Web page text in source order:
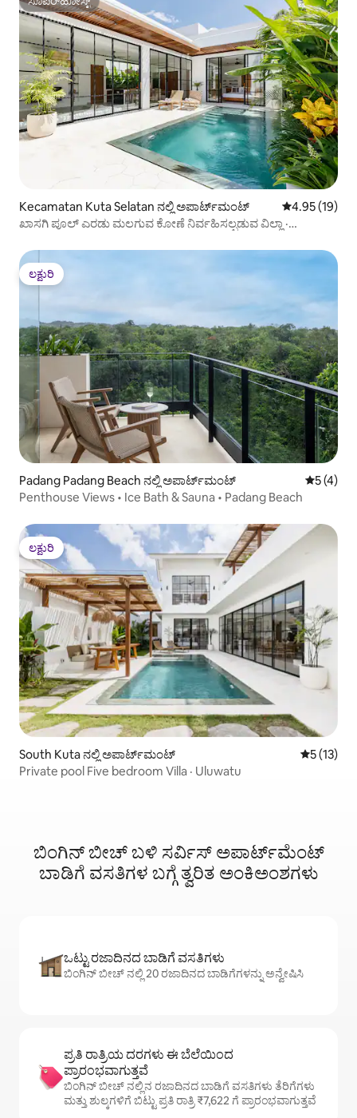
ಸೂಪರ್‌ಹೋಸ್ಟ್
Kecamatan Kuta Selatan ನಲ್ಲಿ ಅಪಾರ್ಟ್‌ಮಂಟ್ 5 ರಲ್ಲಿ 4.95
4.95 (19)
ಖಾಸಗಿ ಪೂಲ್ ಎರಡು ಮಲಗುವ ಕೋಣೆ ನಿರ್ವಹಿಸಲ್ಪಡುವ ವಿಲ್ಲಾ ·
ಲಕ್ಷುರಿ
ಲಕ್ಷುರಿ
Padang Padang Beach ನಲ್ಲಿ ಅಪಾರ್ಟ್‌ಮಂಟ್ 5 ರಲ್ಲಿ 5
5 (4)
Penthouse Views • Ice Bath & Sauna • Padang Beach
ಲಕ್ಷುರಿ
ಲಕ್ಷುರಿ
South Kuta ನಲ್ಲಿ ಅಪಾರ್ಟ್‌ಮಂಟ್ 5 ರಲ್ಲಿ 5
5 (13)
Private pool Five bedroom Villa · Uluwatu
ಬಿಂಗಿನ್ ಬೀಚ್ ಬಳಿ ಸರ್ವಿಸ್ ಅಪಾರ್ಟ್‌ಮೆಂಟ್
ಬಾಡಿಗೆ ವಸತಿಗಳ ಬಗ್ಗೆ ತ್ವರಿತ ಅಂಕಿಅಂಶಗಳು
ಒಟ್ಟು ರಜಾದಿನದ ಬಾಡಿಗೆ ವಸತಿಗಳು
ಬಿಂಗಿನ್ ಬೀಚ್ ನಲ್ಲಿ 20 ರಜಾದಿನದ ಬಾಡಿಗೆಗಳನ್ನು ಅನ್ವೇಷಿಸಿ
ಪ್ರತಿ ರಾತ್ರಿಯ ದರಗಳು ಈ ಬೆಲೆಯಿಂದ
ಪ್ರಾರಂಭವಾಗುತ್ತವೆ
ಬಿಂಗಿನ್ ಬೀಚ್ ನಲ್ಲಿನ ರಜಾದಿನದ ಬಾಡಿಗೆ ವಸತಿಗಳು ತೆರಿಗೆಗಳು
ಮತ್ತು ಶುಲ್ಕಗಳಿಗೆ ಬಿಟ್ಟು ಪ್ರತಿ ರಾತ್ರಿ ₹7,622 ಗೆ ಪ್ರಾರಂಭವಾಗುತ್ತವೆ